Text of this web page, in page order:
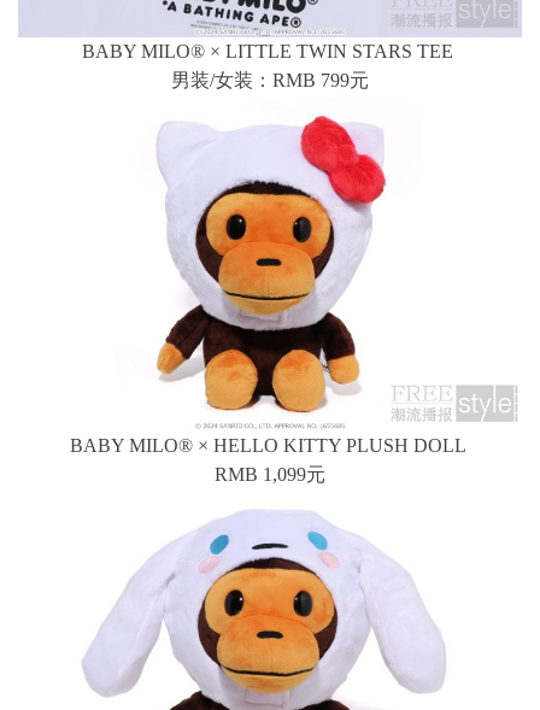
BABY MILO® × LITTLE TWIN STARS TEE
男装/女装：RMB 799元
BABY MILO® × HELLO KITTY PLUSH DOLL
RMB 1,099元